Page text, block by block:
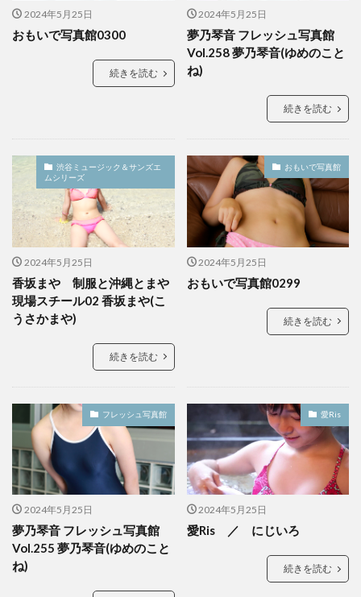
2024年5月25日
おもいで写真館0300
続きを読む
2024年5月25日
夢乃琴音 フレッシュ写真館
Vol.258 夢乃琴音(ゆめのこと
ね)
続きを読む
渋谷ミュージック＆サンズエ
ムシリーズ
2024年5月25日
香坂まや 制服と沖縄とまや
現場スチール02 香坂まや(こ
うさかまや)
続きを読む
おもいで写真館
2024年5月25日
おもいで写真館0299
続きを読む
フレッシュ写真館
2024年5月25日
夢乃琴音 フレッシュ写真館
Vol.255 夢乃琴音(ゆめのこと
ね)
愛Ris
2024年5月25日
愛Ris ／ にじいろ
続きを読む